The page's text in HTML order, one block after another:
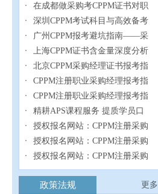
在成都做采购考CPPM证书对职
深圳CPPM考试科目与高效备考
广州CPPM报考避坑指南——采
上海CPPM证书含金量深度分析
北京CPPM采购经理证书报考指
CPPM注册职业采购经理报考指
CPPM注册职业采购经理报考指
精耕APS课程服务 提质学员口
授权报名网站：CPPM注册采购
授权报名网站：CPPM注册采购
授权报名网站：CPPM注册采购
更多
政策法规